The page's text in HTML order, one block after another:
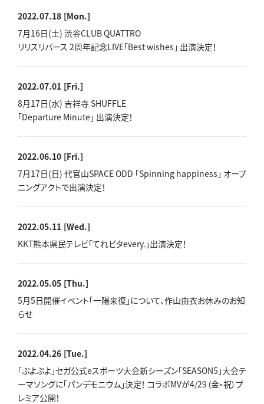
2022.07.18 [Mon.]
7月16日(土) 渋谷CLUB QUATTRO
リリスリバース 2周年記念LIVE「Best wishes」 出演決定！
2022.07.01 [Fri.]
8月17日(水) 吉祥寺 SHUFFLE
「Departure Minute」 出演決定！
2022.06.10 [Fri.]
7月17日(日) 代官山SPACE ODD 「Spinning happiness」 オープ
ニングアクトで出演決定！
2022.05.11 [Wed.]
KKT熊本県民テレビ「てれビタevery.」出演決定！
2022.05.05 [Thu.]
5月5日開催イベント「一陽来復」について、作山由衣お休みのお知
らせ
2022.04.26 [Tue.]
「ぷよぷよ」セガ公式eスポーツ大会新シーズン「SEASON5」大会テ
ーマソングに「パンデモニウム」決定！ コラボMVが4/29（金・祝）プ
レミア公開！